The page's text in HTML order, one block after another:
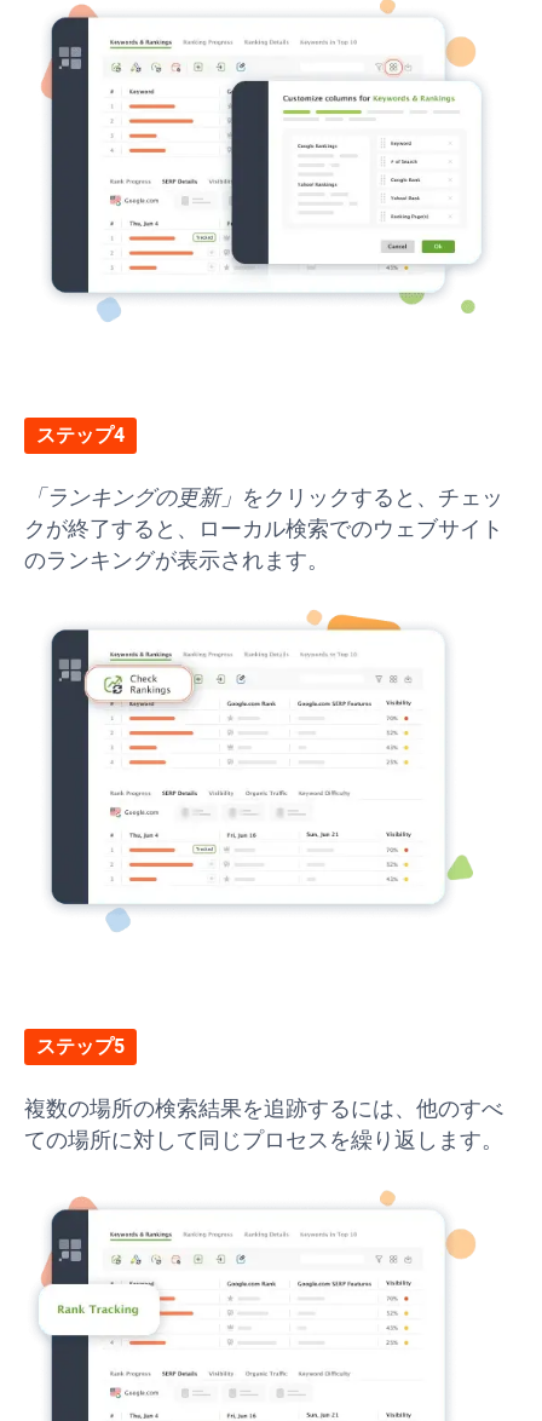
ステップ4
「ランキングの更新」 をクリックすると、チェッ
クが終了すると、ローカル検索でのウェブサイト
のランキングが表示されます。
ステップ5
複数の場所の検索結果を追跡するには、他のすべ
ての場所に対して同じプロセスを繰り返します。